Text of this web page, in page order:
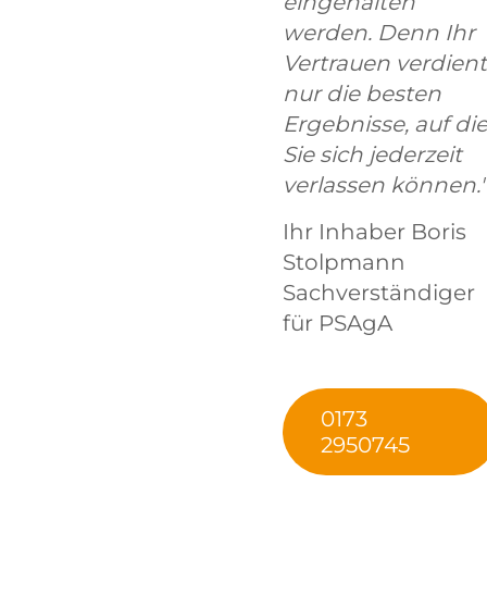
werden. Denn Ihr
Vertrauen verdient
nur die besten
Ergebnisse, auf die
Sie sich jederzeit
verlassen können."
Ihr Inhaber Boris
Stolpmann
Sachverständiger
für PSAgA
0173
2950745